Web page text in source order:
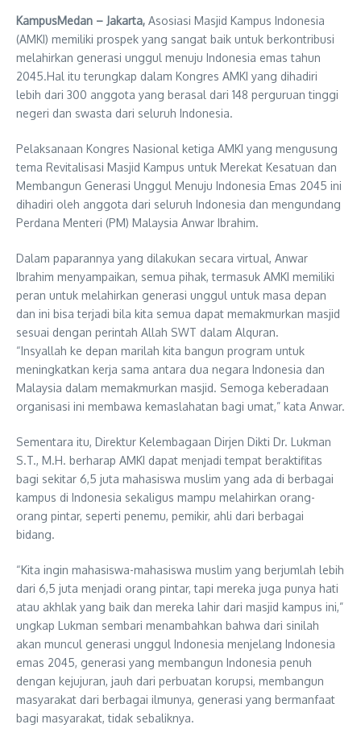
KampusMedan – Jakarta, Asosiasi Masjid Kampus Indonesia
(AMKI) memiliki prospek yang sangat baik untuk berkontribusi
melahirkan generasi unggul menuju Indonesia emas tahun
2045.Hal itu terungkap dalam Kongres AMKI yang dihadiri
lebih dari 300 anggota yang berasal dari 148 perguruan tinggi
negeri dan swasta dari seluruh Indonesia.
Pelaksanaan Kongres Nasional ketiga AMKI yang mengusung
tema Revitalisasi Masjid Kampus untuk Merekat Kesatuan dan
Membangun Generasi Unggul Menuju Indonesia Emas 2045 ini
dihadiri oleh anggota dari seluruh Indonesia dan mengundang
Perdana Menteri (PM) Malaysia Anwar Ibrahim.
Dalam paparannya yang dilakukan secara virtual, Anwar
Ibrahim menyampaikan, semua pihak, termasuk AMKI memiliki
peran untuk melahirkan generasi unggul untuk masa depan
dan ini bisa terjadi bila kita semua dapat memakmurkan masjid
sesuai dengan perintah Allah SWT dalam Alquran.
“Insyallah ke depan marilah kita bangun program untuk
meningkatkan kerja sama antara dua negara Indonesia dan
Malaysia dalam memakmurkan masjid. Semoga keberadaan
organisasi ini membawa kemaslahatan bagi umat,” kata Anwar.
Sementara itu, Direktur Kelembagaan Dirjen Dikti Dr. Lukman
S.T., M.H. berharap AMKI dapat menjadi tempat beraktifitas
bagi sekitar 6,5 juta mahasiswa muslim yang ada di berbagai
kampus di Indonesia sekaligus mampu melahirkan orang-
orang pintar, seperti penemu, pemikir, ahli dari berbagai
bidang.
“Kita ingin mahasiswa-mahasiswa muslim yang berjumlah lebih
dari 6,5 juta menjadi orang pintar, tapi mereka juga punya hati
atau akhlak yang baik dan mereka lahir dari masjid kampus ini,”
ungkap Lukman sembari menambahkan bahwa dari sinilah
akan muncul generasi unggul Indonesia menjelang Indonesia
emas 2045, generasi yang membangun Indonesia penuh
dengan kejujuran, jauh dari perbuatan korupsi, membangun
masyarakat dari berbagai ilmunya, generasi yang bermanfaat
bagi masyarakat, tidak sebaliknya.